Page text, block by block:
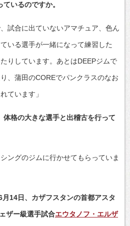
いるのですか。
試合に出ていないアマチュア、色ん
いる選手が一緒になって練習した
りしています。あとはDEEPジムで
、蒲田のCOREでパンクラスのなお
ています」
格の大きな選手と出稽古を行って
ングのジムに行かせてもらっていま
14日、カザフスタンの首都アスタ
ザー級選手試合エウタノフ・エルザ